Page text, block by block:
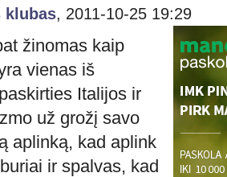
klubas, 2011-10-25 19:29
žinomas kaip
vienas iš
Italijos ir
už grožį savo
aplinką, kad aplink
ir spalvas, kad